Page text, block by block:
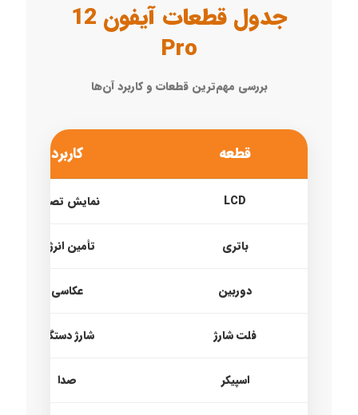
جدول قطعات آیفون 12
Pro
بررسی مهم‌ترین قطعات و کاربرد آن‌ها
قطعه کاربرد
LCD نمایش تصویر
باتری تأمین انرژی
دوربین عکاسی
فلت شارژ شارژ دستگاه
اسپیکر صدا